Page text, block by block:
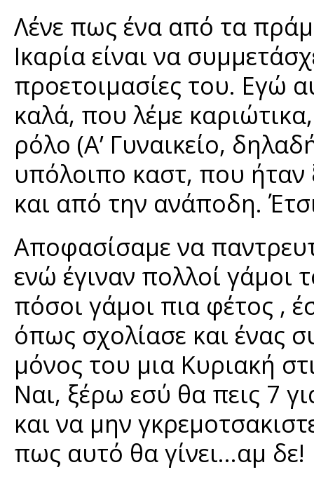
Λένε πως ένα από τα
Ικαρία είναι να
προετοιμασίες του. Εγώ
καλά, που λέμε
ρόλο (Α’ Γυναικείο,
υπόλοιπο καστ, που ήταν
και από την ανάποδη.
Αποφασίσαμε να
ενώ έγιναν πολλοί
πόσοι γάμοι πια φέτος ,
όπως σχολίασε και ένας
μόνος του μια Κυριακή
Ναι, ξέρω εσύ θα πεις 7
και να μην
πως αυτό θα γίνει…αμ δε!